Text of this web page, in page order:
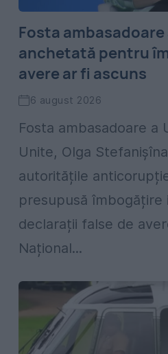
Fosta ambasadoare
anchetată pentru
avere ar fi ascuns
6 august 2026
Fosta ambasadoare a
Unite, Olga
autoritățile
presupusă îmbogățire
declarații false de
Național...